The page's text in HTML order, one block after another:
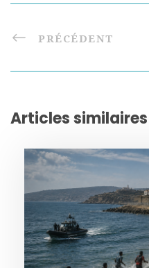
PRÉCÉDENT
Articles similaires